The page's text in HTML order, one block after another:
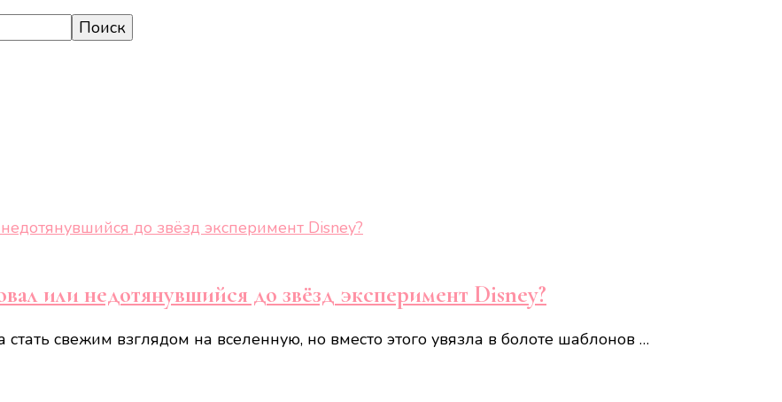
или недотянувшийся до звёзд эксперимент Disney?
свежим взглядом на вселенную, но вместо этого увязла в болоте шаблонов …